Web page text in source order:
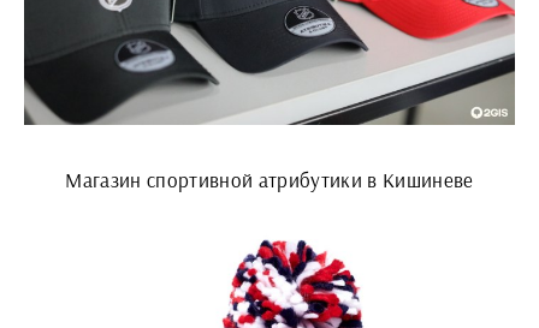
Магазин спортивной атрибутики в Кишиневе